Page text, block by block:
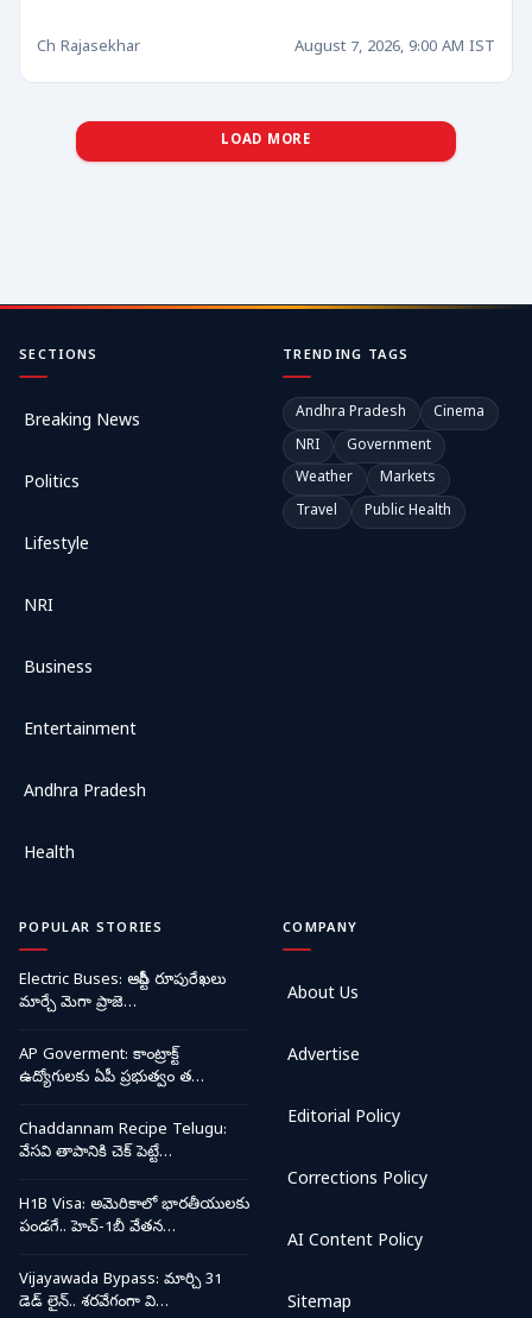
Ch Rajasekhar August 7, 2026, 9:00 AM IST
LOAD MORE
SECTIONS
Breaking News
Politics
Lifestyle
NRI
Business
Entertainment
Andhra Pradesh
Health
TRENDING TAGS
Andhra Pradesh
Cinema
NRI
Government
Weather
Markets
Travel
Public Health
POPULAR STORIES
Electric Buses: ఆర్టీసీ రూపురేఖలు
మార్చే మెగా ప్రాజె…
AP Goverment: కాంట్రాక్ట్
ఉద్యోగులకు ఏపీ ప్రభుత్వం త…
Chaddannam Recipe Telugu:
వేసవి తాపానికి చెక్ పెట్టే…
H1B Visa: అమెరికాలో భారతీయులకు
పండగే.. హెచ్-1బీ వేతన…
Vijayawada Bypass: మార్చి 31
డెడ్ లైన్.. శరవేగంగా వి…
COMPANY
About Us
Advertise
Editorial Policy
Corrections Policy
AI Content Policy
Sitemap